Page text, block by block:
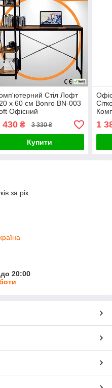
Стіл Лофт
x 60 см Bonro BN-003
Офісний
Полицями
- Коричневий
430₴ 3 330 ₴
Купити
1
за рік
20:00